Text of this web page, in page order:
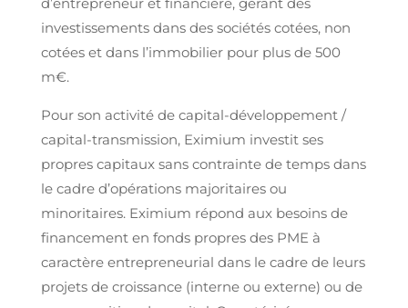
investissements dans des sociétés cotées, non
cotées et dans l’immobilier pour plus de 500
m€.
Pour son activité de capital-développement /
capital-transmission, Eximium investit ses
propres capitaux sans contrainte de temps dans
le cadre d’opérations majoritaires ou
minoritaires. Eximium répond aux besoins de
financement en fonds propres des PME à
caractère entrepreneurial dans le cadre de leurs
projets de croissance (interne ou externe) ou de